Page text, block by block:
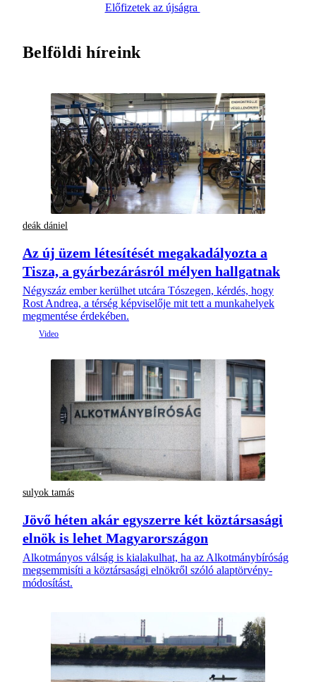
Előfizetek az újságra
Belföldi híreink
deák dániel
Az új üzem létesítését megakadályozta a
Tisza, a gyárbezárásról mélyen hallgatnak
Négyszáz ember kerülhet utcára Tószegen, kérdés, hogy
Rost Andrea, a térség képviselője mit tett a munkahelyek
megmentése érdekében.
sulyok tamás
Jövő héten akár egyszerre két köztársasági
elnök is lehet Magyarországon
Alkotmányos válság is kialakulhat, ha az Alkotmánybíróság
megsemmisíti a köztársasági elnökről szóló alaptörvény-
módosítást.